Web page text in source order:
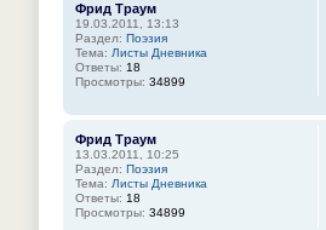
Фрид Траум
19.03.2011, 13:13
Раздел: Поэзия
Тема: Листы Дневника
Ответы: 18
Просмотры: 34899
Фрид Траум
13.03.2011, 10:25
Раздел: Поэзия
Тема: Листы Дневника
Ответы: 18
Просмотры: 34899